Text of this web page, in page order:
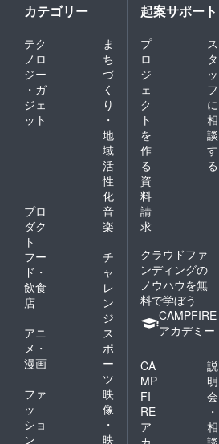
カテゴリー
テク
ノロ
ジー
・ガ
ジェ
ット
ま
ち
づ
く
り
・
地
域
活
性
化
プロ
ダク
ト
音
楽
フー
ド・
飲食
店
チ
ャ
レ
ン
ジ
アニ
メ・
漫画
ス
ポ
ー
ツ
ファ
ッ
ショ
ン
映
像
・
映
起案サポート
プ
ロ
ジ
ェ
ク
ト
を
作
る
ス
タ
ッ
フ
に
相
談
す
る
資
料
請
求
クラウドファ
ンディングの
ノウハウを無
料で学ぼう
CAMPFIRE
アカデミー
CA
MP
FI
RE
ア
説
明
会
・
相